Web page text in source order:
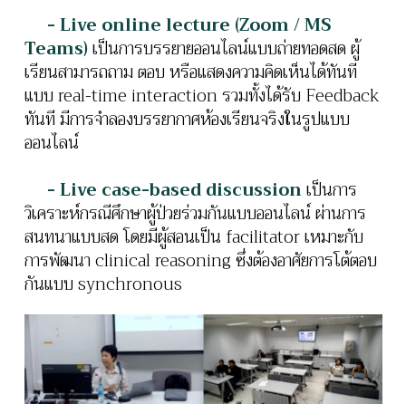
- Live online lecture (Zoom / MS
Teams)เป็นการบรรยายออนไลน์แบบถ่ายทอดสด ผู้
เรียนสามารถถาม ตอบ หรือแสดงความคิดเห็นได้ทันที
แบบ real-time interaction รวมทั้งได้รับ Feedback
ทันที มีการจำลองบรรยากาศห้องเรียนจริงในรูปแบบ
ออนไลน์
- Live case-based discussionเป็นการ
วิเคราะห์กรณีศึกษาผู้ป่วยร่วมกันแบบออนไลน์ ผ่านการ
สนทนาแบบสด โดยมีผู้สอนเป็น facilitator เหมาะกับ
การพัฒนา clinical reasoning ซึ่งต้องอาศัยการโต้ตอบ
กันแบบ synchronous